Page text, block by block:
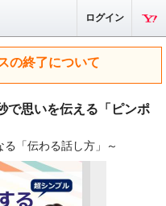
ログイン
の終了について
で思いを伝える「ピンポ
「伝わる話し方」～